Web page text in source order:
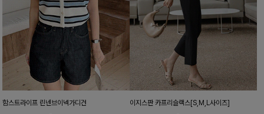
함스트라이프 린넨브이넥가디건 이지스판 카프리슬랙스[S,M,L사이즈]